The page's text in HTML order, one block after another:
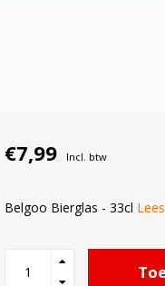
€7,99 Incl. btw
Belgoo Bierglas - 33cl